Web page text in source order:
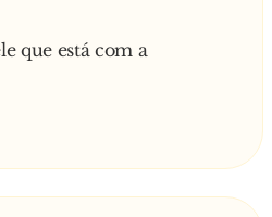
que está com a